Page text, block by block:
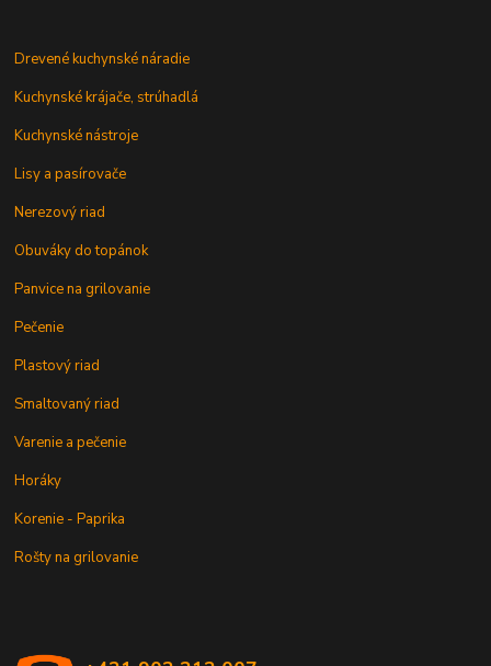
Drevené kuchynské náradie
Kuchynské krájače, strúhadlá
Kuchynské nástroje
Lisy a pasírovače
Nerezový riad
Obuváky do topánok
Panvice na grilovanie
Pečenie
Plastový riad
Smaltovaný riad
Varenie a pečenie
Horáky
Korenie - Paprika
Rošty na grilovanie